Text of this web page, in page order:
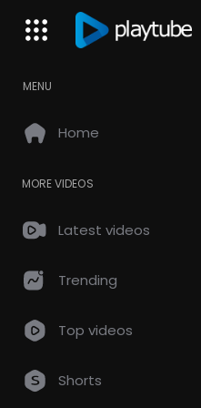
MENU
Home
MORE VIDEOS
Latest videos
Trending
Top videos
Shorts